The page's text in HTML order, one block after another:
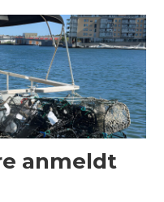
anmeldt